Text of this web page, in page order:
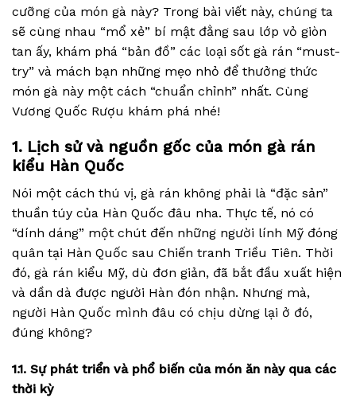
cưỡng của món gà này? Trong bài viết này, chúng ta
sẽ cùng nhau “mổ xẻ” bí mật đằng sau lớp vỏ giòn
tan ấy, khám phá “bản đồ” các loại sốt gà rán “must-
try” và mách bạn những mẹo nhỏ để thưởng thức
món gà này một cách “chuẩn chỉnh” nhất. Cùng
Vương Quốc Rượu khám phá nhé!
1. Lịch sử và nguồn gốc của món gà rán
kiểu Hàn Quốc
Nói một cách thú vị, gà rán không phải là “đặc sản”
thuần túy của Hàn Quốc đâu nha. Thực tế, nó có
“dính dáng” một chút đến những người lính Mỹ đóng
quân tại Hàn Quốc sau Chiến tranh Triều Tiên. Thời
đó, gà rán kiểu Mỹ, dù đơn giản, đã bắt đầu xuất hiện
và dần dà được người Hàn đón nhận. Nhưng mà,
người Hàn Quốc mình đâu có chịu dừng lại ở đó,
đúng không?
1.1. Sự phát triển và phổ biến của món ăn này qua các
thời kỳ